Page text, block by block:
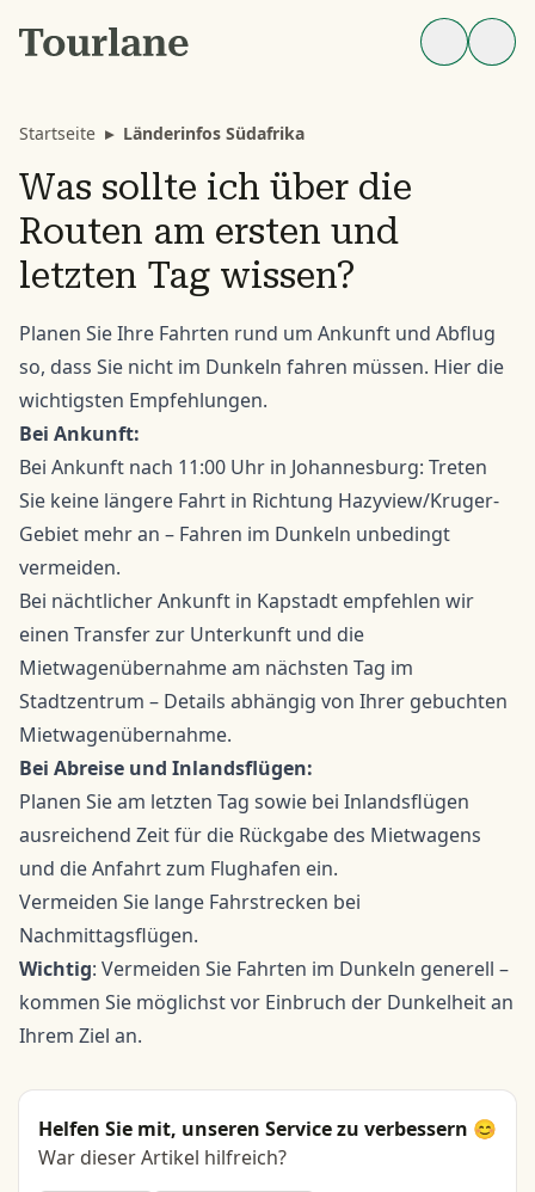
Startseite ▸ Länderinfos Südafrika
Was sollte ich über die
Routen am ersten und
letzten Tag wissen?
Planen Sie Ihre Fahrten rund um Ankunft und Abflug
so, dass Sie nicht im Dunkeln fahren müssen. Hier die
wichtigsten Empfehlungen.
Bei Ankunft:
Bei Ankunft nach 11:00 Uhr in Johannesburg: Treten
Sie keine längere Fahrt in Richtung Hazyview/Kruger-
Gebiet mehr an – Fahren im Dunkeln unbedingt
vermeiden.
Bei nächtlicher Ankunft in Kapstadt empfehlen wir
einen Transfer zur Unterkunft und die
Mietwagenübernahme am nächsten Tag im
Stadtzentrum – Details abhängig von Ihrer gebuchten
Mietwagenübernahme.
Bei Abreise und Inlandsflügen:
Planen Sie am letzten Tag sowie bei Inlandsflügen
ausreichend Zeit für die Rückgabe des Mietwagens
und die Anfahrt zum Flughafen ein.
Vermeiden Sie lange Fahrstrecken bei
Nachmittagsflügen.
Wichtig: Vermeiden Sie Fahrten im Dunkeln generell –
kommen Sie möglichst vor Einbruch der Dunkelheit an
Ihrem Ziel an.
Helfen Sie mit, unseren Service zu verbessern 😊
War dieser Artikel hilfreich?